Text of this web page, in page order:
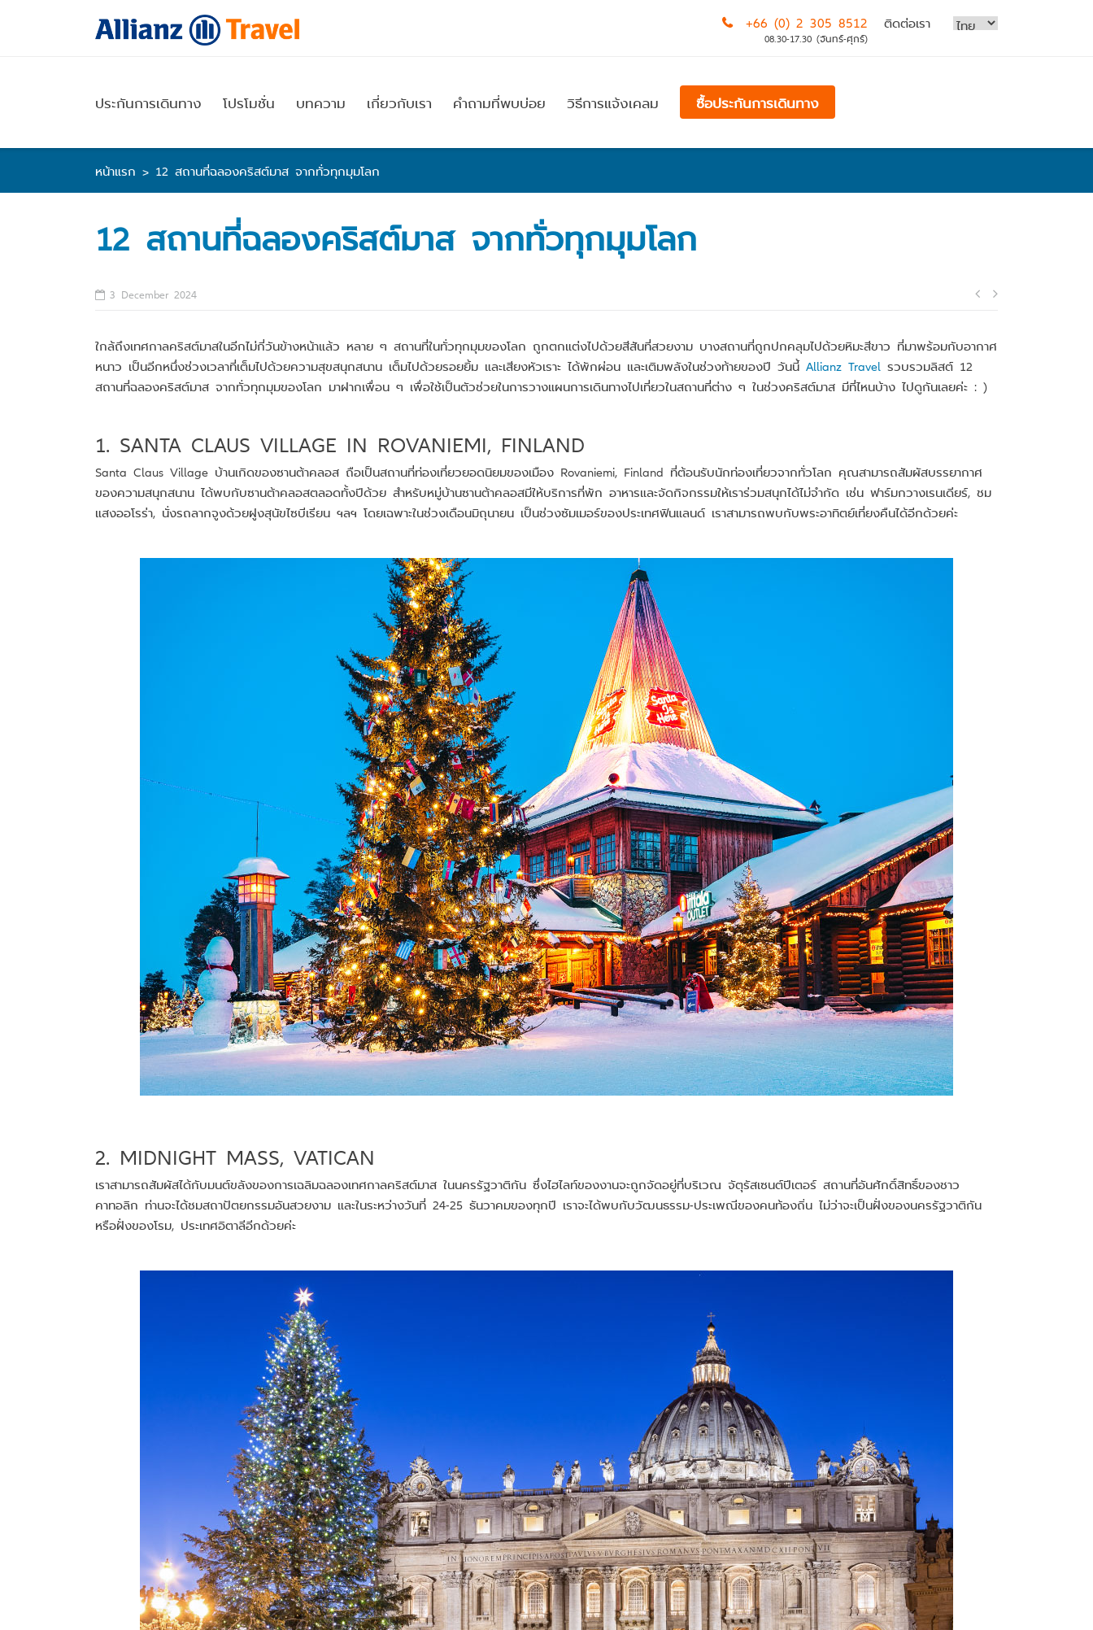
+66 (0) 2 305 8512
08.30-17.30 (จันทร์-ศุกร์)
ติดต่อเรา
ประกันการเดินทาง โปรโมชั่น บทความ เกี่ยวกับเรา คำถามที่พบบ่อย วิธีการแจ้งเคลม ซื้อประกันการเดินทาง
หน้าแรก > 12 สถานที่ฉลองคริสต์มาส จากทั่วทุกมุมโลก
12 สถานที่ฉลองคริสต์มาส จากทั่วทุกมุมโลก
3 December 2024
Post
ใกล้ถึงเทศกาลคริสต์มาสในอีกไม่กี่วันข้างหน้าแล้ว หลาย ๆ สถานที่ในทั่วทุกมุมของโลก ถูกตกแต่งไปด้วยสีสันที่สวยงาม บางสถานที่ถูกปกคลุมไปด้วยหิมะสีขาว ที่มาพร้อมกับอากาศ
หนาว เป็นอีกหนึ่งช่วงเวลาที่เต็มไปด้วยความสุขสนุกสนาน เต็มไปด้วยรอยยิ้ม และเสียงหัวเราะ ได้พักผ่อน และเติมพลังในช่วงท้ายของปี วันนี้ Allianz Travel รวบรวมลิสต์ 12
สถานที่ฉลองคริสต์มาส จากทั่วทุกมุมของโลก มาฝากเพื่อน ๆ เพื่อใช้เป็นตัวช่วยในการวางแผนการเดินทางไปเที่ยวในสถานที่ต่าง ๆ ในช่วงคริสต์มาส มีที่ไหนบ้าง ไปดูกันเลยค่ะ : )
1. SANTA CLAUS VILLAGE IN ROVANIEMI, FINLAND
Santa Claus Village บ้านเกิดของซานต้าคลอส ถือเป็นสถานที่ท่องเที่ยวยอดนิยมของเมือง Rovaniemi, Finland ที่ต้อนรับนักท่องเที่ยวจากทั่วโลก คุณสามารถสัมผัสบรรยากาศ
ของความสนุกสนาน ได้พบกับซานต้าคลอสตลอดทั้งปีด้วย สำหรับหมู่บ้านซานต้าคลอสมีให้บริการที่พัก อาหารและจัดกิจกรรมให้เราร่วมสนุกได้ไม่จำกัด เช่น ฟาร์มกวางเรนเดียร์, ชม
แสงออโรร่า, นั่งรถลากจูงด้วยฝูงสุนัขไซบีเรียน ฯลฯ โดยเฉพาะในช่วงเดือนมิถุนายน เป็นช่วงซัมเมอร์ของประเทศฟินแลนด์ เราสามารถพบกับพระอาทิตย์เที่ยงคืนได้อีกด้วยค่ะ
2. MIDNIGHT MASS, VATICAN
เราสามารถสัมผัสได้กับมนต์ขลังของการเฉลิมฉลองเทศกาลคริสต์มาส ในนครรัฐวาติกัน ซึ่งไฮไลท์ของงานจะถูกจัดอยู่ที่บริเวณ จัตุรัสเซนต์ปีเตอร์ สถานที่อันศักดิ์สิทธิ์ของชาว
คาทอลิก ท่านจะได้ชมสถาปัตยกรรมอันสวยงาม และในระหว่างวันที่ 24-25 ธันวาคมของทุกปี เราจะได้พบกับวัฒนธรรม-ประเพณีของคนท้องถิ่น ไม่ว่าจะเป็นฝั่งของนครรัฐวาติกัน
หรือฝั่งของโรม, ประเทศอิตาลีอีกด้วยค่ะ